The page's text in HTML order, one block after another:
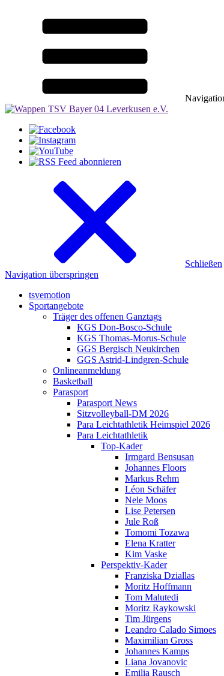
Schließen
Navigation überspringen
tsvemotion
Sportangebote
Träger des offenen Ganztags
KGS Don-Bosco-Schule
KGS Thomas-Morus-Schule
GGS Bergisch Neukirchen
GGS Astrid-Lindgren-Schule
Onlineanmeldung
Basketball
Parasport
Parasport News
Sitzvolleyball-DM 2026
Para Leichtathletik Heimspiel 2026
Para Leichtathletik
Top-Kader
Irmgard Bensusan
Johannes Floors
Markus Rehm
Léon Schäfer
Nele Moos
Lise Petersen
Jule Roß
Tomomi Tozawa
Elena Kratter
Kim Vaske
Perspektiv-Kader
Franziska Dziallas
Moritz Hoffmann
Tom Malutedi
Moritz Raykowski
Tim Jürgens
Leandro Calado Simoes
Maximilian Gross
Johannes Kamps
Liana Jovanovic
Emilia Rausch